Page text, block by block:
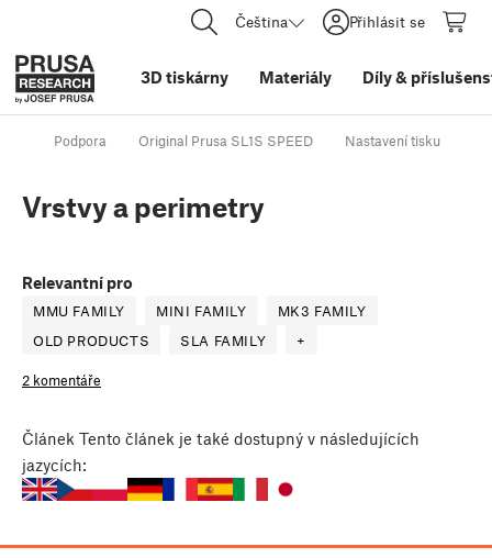
Čeština Přihlásit se
3D tiskárny Materiály Díly&
Podpora Original Prusa SL1S SPEED Nastavení tisku
Vrstvy a perimetry
Relevantní pro
MMU FAMILY MINI FAMILY
MK3 FAMILY
OLD PRODUCTS
SLA FAMILY +
2 komentáře
Článek Tento článek je také dostupný v následujících
jazycích: